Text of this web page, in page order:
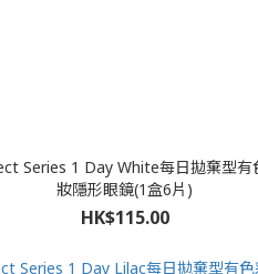
Series 1 Day White每日拋棄型有
妝隱形眼鏡(1盒6片)
HK$115.00